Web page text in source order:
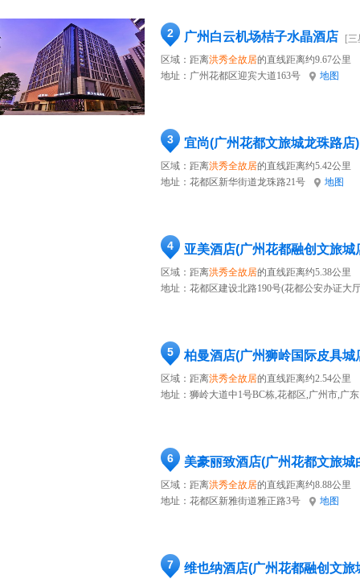
2 广州白云机场桔子水晶酒店
[
区域：距离洪秀全故居的直线距离约9.67公里
地址： 广州花都区迎宾大道163号 地图
3 宜尚(广州花都文旅城龙珠路店)
区域：距离洪秀全故居的直线距离约5.42公里
地址： 花都区新华街道龙珠路21号 地图
4 亚美酒店(广州花都融创文旅城
区域：距离洪秀全故居的直线距离约5.38公里
地址： 花都区建设北路190号(花都公安办证大
5 柏曼酒店(广州狮岭国际皮具城
区域：距离洪秀全故居的直线距离约2.54公里
地址： 狮岭大道中1号BC栋,花都区,广州市,广东
6 美豪丽致酒店(广州花都文旅城
区域：距离洪秀全故居的直线距离约8.88公里
地址： 花都区新雅街道雅正路3号 地图
7 维也纳酒店(广州花都融创文旅